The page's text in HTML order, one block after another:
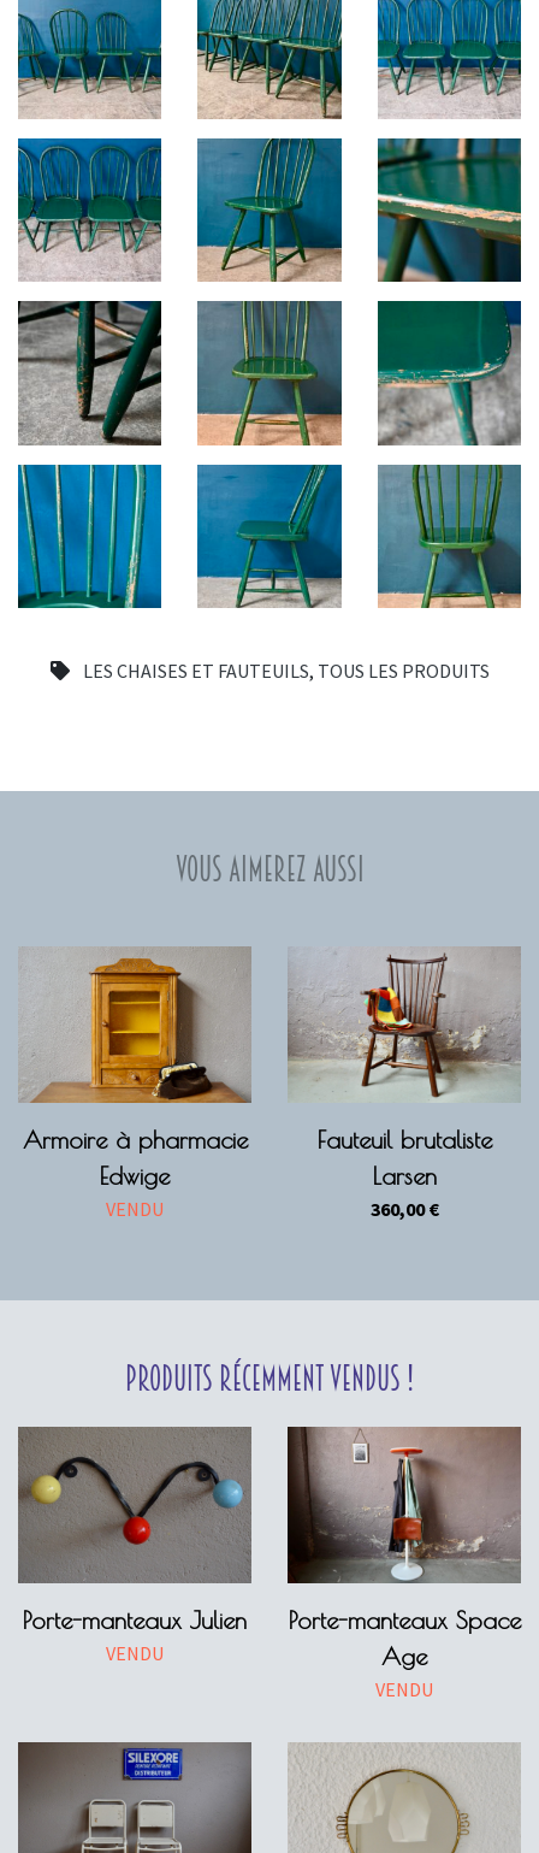
LES CHAISES ET FAUTEUILS, TOUS LES PRODUITS
Vous aimerez aussi
Armoire à pharmacie
Edwige
VENDU
Fauteuil brutaliste
Larsen
360,00€
Produits récemment vendus !
Porte-manteaux Julien
VENDU
Porte-manteaux Space
Age
VENDU